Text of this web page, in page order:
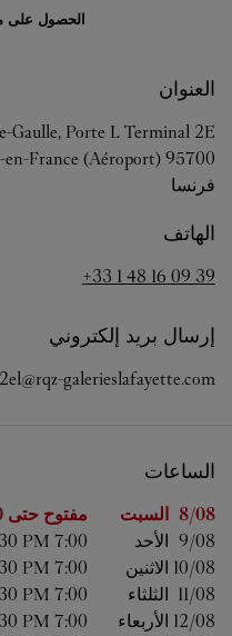
الحصول على
العنوان
Gaulle, Porte L Terminal 2E
95700
en-France (Aéroport)
فرنسا
الهاتف
+33 1 48 16 09 39
إرسال بريد إلكتروني
galerieslafayette.com
الساعات
اليوم من الأسبوع الساعات 8/08 السبت مفتوح حتى
9/08 الأحد 7:00 AM
PM
10/08 الاثنين 7:00 AM
PM
11/08 الثلثاء 7:00 AM
PM
12/08 الأربعاء 7:00 AM
PM